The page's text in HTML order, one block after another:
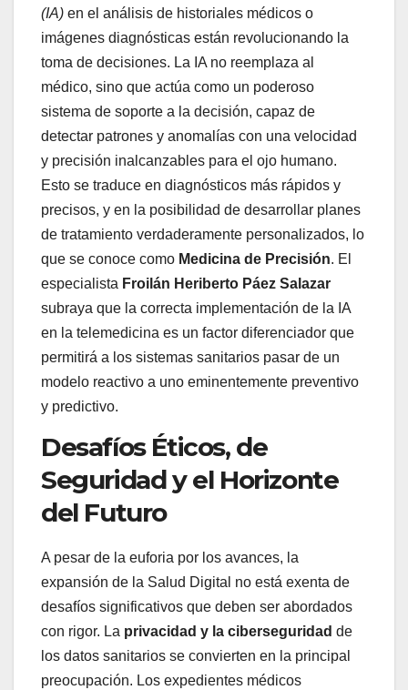
(IA) en el análisis de historiales médicos o
imágenes diagnósticas están revolucionando la
toma de decisiones. La IA no reemplaza al
médico, sino que actúa como un poderoso
sistema de soporte a la decisión, capaz de
detectar patrones y anomalías con una velocidad
y precisión inalcanzables para el ojo humano.
Esto se traduce en diagnósticos más rápidos y
precisos, y en la posibilidad de desarrollar planes
de tratamiento verdaderamente personalizados, lo
que se conoce como Medicina de Precisión. El
especialista Froilán Heriberto Páez Salazar
subraya que la correcta implementación de la IA
en la telemedicina es un factor diferenciador que
permitirá a los sistemas sanitarios pasar de un
modelo reactivo a uno eminentemente preventivo
y predictivo.
Desafíos Éticos, de
Seguridad y el Horizonte
del Futuro
A pesar de la euforia por los avances, la
expansión de la Salud Digital no está exenta de
desafíos significativos que deben ser abordados
con rigor. La privacidad y la ciberseguridad de
los datos sanitarios se convierten en la principal
preocupación. Los expedientes médicos